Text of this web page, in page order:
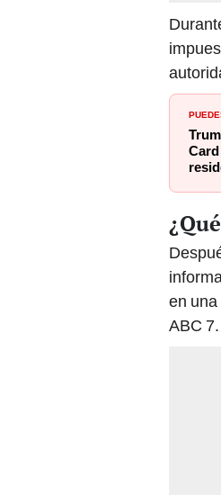
en
ABC 7.